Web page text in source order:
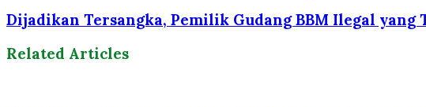
Dijadikan Tersangka, Pemilik Gudang BBM Ilegal
Related Articles